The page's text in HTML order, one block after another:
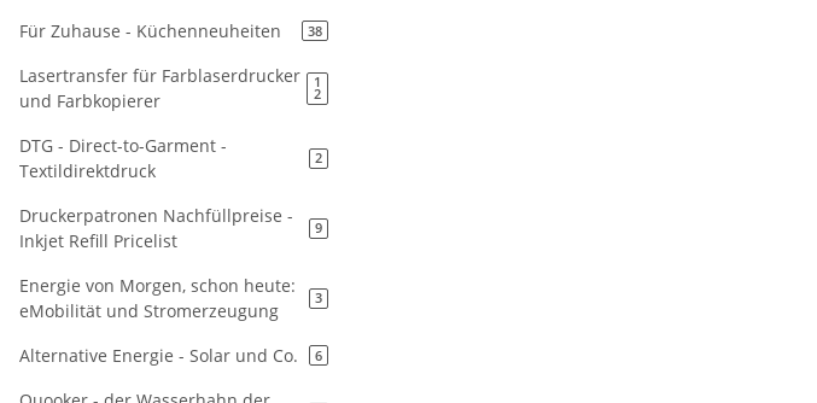
Für Zuhause - Küchenneuheiten 38
Lasertransfer für Farblaserdrucker
und Farbkopierer
1
2
DTG - Direct-to-Garment -
Textildirektdruck
2
Druckerpatronen Nachfüllpreise -
Inkjet Refill Pricelist
9
Energie von Morgen, schon heute:
eMobilität und Stromerzeugung
3
Alternative Energie - Solar und Co. 6